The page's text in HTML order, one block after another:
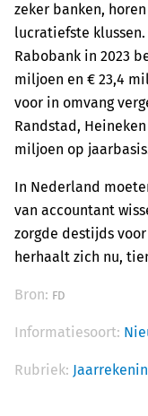
zeker banken,
lucratiefste klussen.
Rabobank in 2023
miljoen en € 23,4
voor in omvang
Randstad,
miljoen op
In Nederland
van accountant
zorgde destijds
herhaalt zich nu,
Bron: FD
Informatiesoort:
Rubriek: